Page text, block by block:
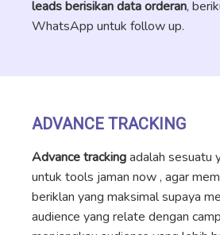
leads berisikan data orderan,
WhatsApp untuk follow up.
ADVANCE TRACKING
Advance trackingadalah sesuatu
untuk tools jaman now , agar
beriklan yang maksimal supaya
audience yang relate dengan